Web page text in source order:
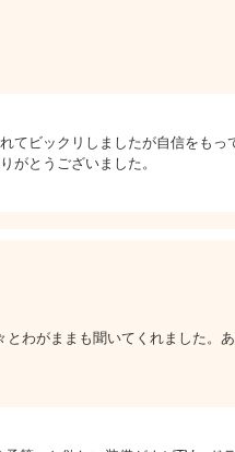
てビックリしましたが自信をもっ
がとうございました。
わがままも聞いてくれました。